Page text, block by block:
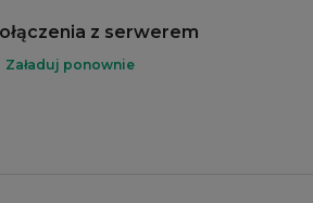
z serwerem
Załaduj ponownie